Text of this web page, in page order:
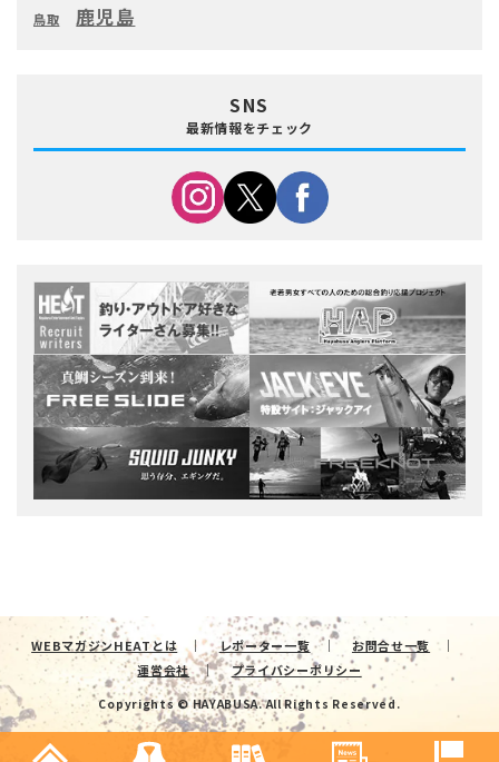
鳥取 鹿児島
SNS
最新情報をチェック
WEBマガジンHEATとは レポーター一覧
お問合せ一覧
運営会社
プライバシーポリシー
Copyrights © HAYABUSA. All Rights Reserved.